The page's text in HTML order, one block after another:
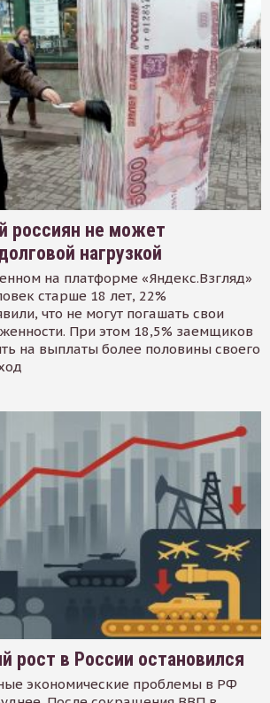
россиян не может
нагрузкой
на платформе «Яндекс.Взгляд»
старше 18 лет, 22%
что не могут погашать свои
При этом 18,5% заемщиков
на выплаты более половины своего
рост в России остановился
экономические проблемы в РФ